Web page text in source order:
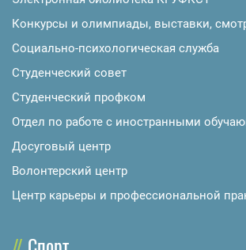
Конкурсы и олимпиады, выставки,
Социально-психологическая служба
Студенческий совет
Студенческий профком
Отдел по работе с иностранными
Досуговый центр
Волонтерский центр
Центр карьеры и профессиональной